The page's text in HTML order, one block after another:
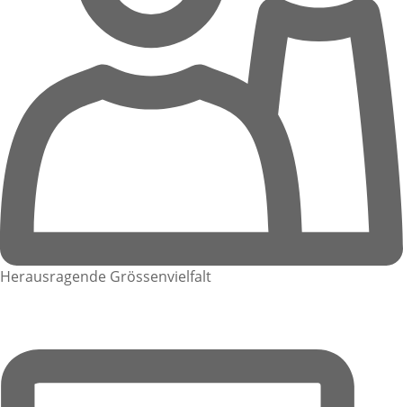
Herausragende Grössenvielfalt